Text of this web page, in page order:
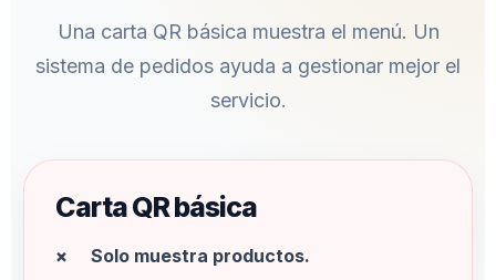
Una carta QR básica muestra el menú. Un
sistema de pedidos ayuda a gestionar mejor el
servicio.
Carta QR básica
Solo muestra productos.